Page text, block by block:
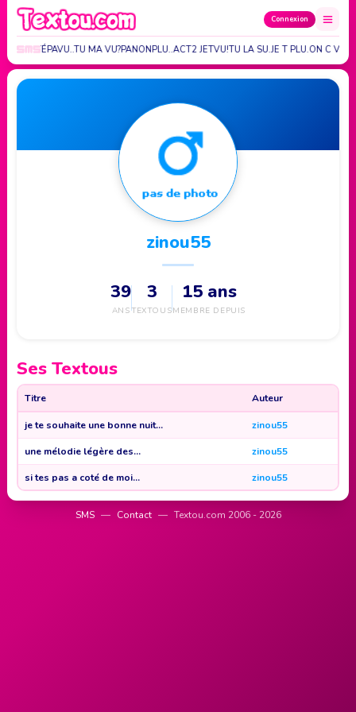
Connexion
MA VU?PANONPLU..ACT2 JETVU!TU LA SU.JE T PLU.ON C
zinou55
39
ANS
3
TEXTOUS
15 ans
MEMBRE DEPUIS
Ses Textous
Titre Auteur
je te souhaite une bonne nuit... zinou55
une mélodie légère des... zinou55
si tes pas a coté de moi... zinou55
SMS — Contact — Textou.com 2006 - 2026